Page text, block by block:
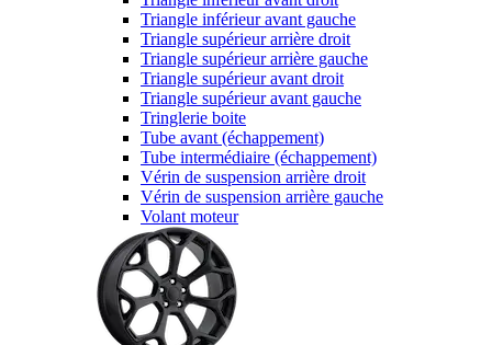
Triangle inférieur avant gauche
Triangle supérieur arrière droit
Triangle supérieur arrière gauche
Triangle supérieur avant droit
Triangle supérieur avant gauche
Tringlerie boite
Tube avant (échappement)
Tube intermédiaire (échappement)
Vérin de suspension arrière droit
Vérin de suspension arrière gauche
Volant moteur